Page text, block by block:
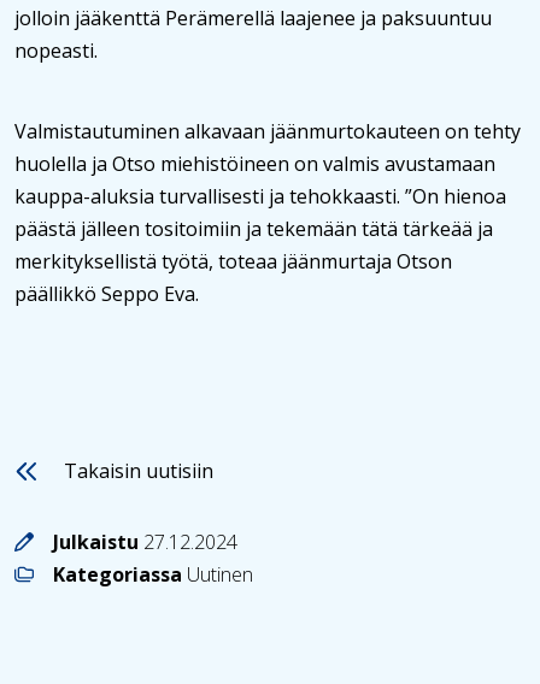
jolloin jääkenttä Perämerellä laajenee ja paksuuntuu
nopeasti.
Valmistautuminen alkavaan jäänmurtokauteen on tehty
huolella ja Otso miehistöineen on valmis avustamaan
kauppa-aluksia turvallisesti ja tehokkaasti. ”On hienoa
päästä jälleen tositoimiin ja tekemään tätä tärkeää ja
merkityksellistä työtä, toteaa jäänmurtaja Otson
päällikkö Seppo Eva.
Takaisin uutisiin
Julkaistu 27.12.2024
Kategoriassa Uutinen